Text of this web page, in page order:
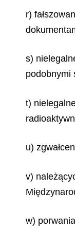
r)
s)
podobnymi
t)
u)
v)
w)